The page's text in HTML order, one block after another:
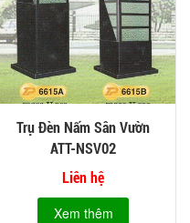
Trụ Đèn Nấm Sân Vườn
ATT-NSV02
Liên hệ
Xem thêm